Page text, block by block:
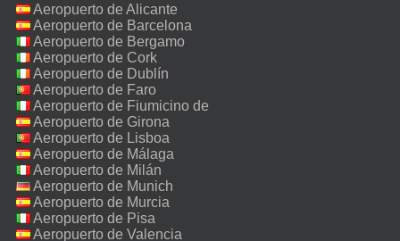
Aeropuerto de Alicante
Aeropuerto de Barcelona
Aeropuerto de Bergamo
Aeropuerto de Cork
Aeropuerto de Dublín
Aeropuerto de Faro
Aeropuerto de Fiumicino de
Roma
Aeropuerto de Girona
Aeropuerto de Lisboa
Aeropuerto de Málaga
Aeropuerto de Milán
Malpensa
Aeropuerto de Munich
Aeropuerto de Murcia
Aeropuerto de Pisa
Aeropuerto de Valencia